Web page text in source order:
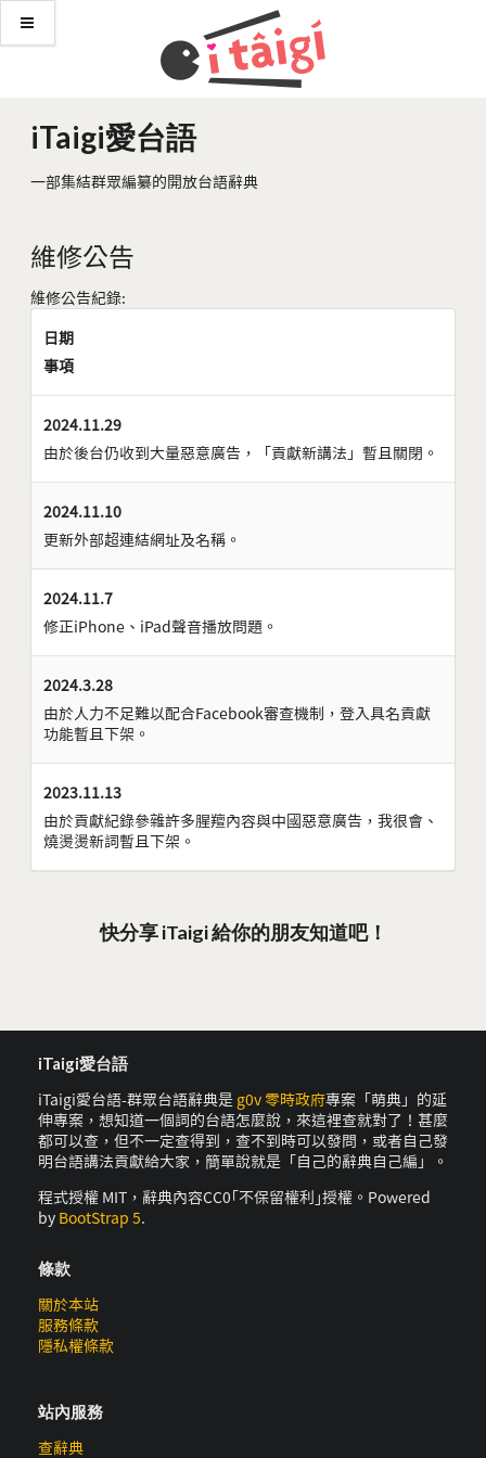
iTaigi愛台語
一部集結群眾編纂的開放台語辭典
維修公告
維修公告紀錄:
日期
事項
2024.11.29
由於後台仍收到大量惡意廣告，「貢獻新講法」暫且關閉。
2024.11.10
更新外部超連結網址及名稱。
2024.11.7
修正iPhone、iPad聲音播放問題。
2024.3.28
由於人力不足難以配合Facebook審查機制，登入具名貢獻
功能暫且下架。
2023.11.13
由於貢獻紀錄參雜許多腥羶內容與中國惡意廣告，我很會、
燒燙燙新詞暫且下架。
快分享 iTaigi 給你的朋友知道吧！
iTaigi愛台語
iTaigi愛台語-群眾台語辭典是 g0v 零時政府專案「萌典」的延
伸專案，想知道一個詞的台語怎麼說，來這裡查就對了！甚麼
都可以查，但不一定查得到，查不到時可以發問，或者自己發
明台語講法貢獻給大家，簡單說就是「自己的辭典自己編」。
程式授權 MIT，辭典內容CC0｢不保留權利｣授權。Powered
by BootStrap 5.
條款
關於本站
服務條款
隱私權條款
站內服務
查辭典